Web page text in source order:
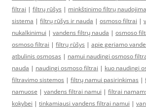
filtrai | filtrų rūšys | minkštinimo filtrų
sistema | filtrų rūšys ir nauda | osmoso filtrai |
nukalkinimui | vandens filtrų nauda | osmoso
osmoso filtrai | filtrų rūšys | apie geriamo
atbulinis osmosas | namui naudingi osmoso
nauda | naudingi osmoso filtrai | kuo naudingi
filtravimo sistemos | filtrų namui pasirinkimas |
namuose | vandens filtrai namui | filtrai
kokybei | tinkamiausi vandens filtrai namui |